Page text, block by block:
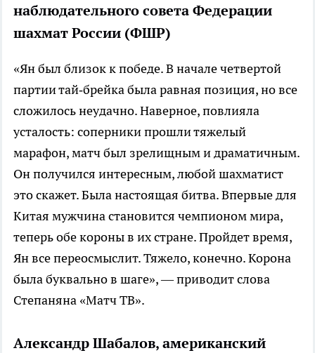
наблюдательного совета Федерации
шахмат России (ФШР)
«Ян был близок к победе. В начале четвертой
партии тай‑брейка была равная позиция, но все
сложилось неудачно. Наверное, повлияла
усталость: соперники прошли тяжелый
марафон, матч был зрелищным и драматичным.
Он получился интересным, любой шахматист
это скажет. Была настоящая битва. Впервые для
Китая мужчина становится чемпионом мира,
теперь обе короны в их стране. Пройдет время,
Ян все переосмыслит. Тяжело, конечно. Корона
была буквально в шаге», — приводит слова
Степаняна «Матч ТВ».
Александр Шабалов, американский